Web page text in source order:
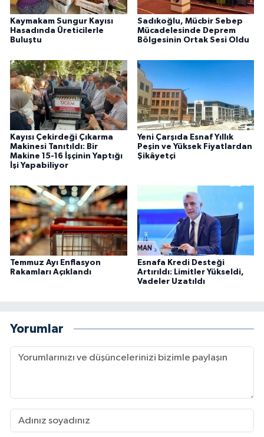
Kaymakam Sungur Kayısı
Hasadında Üreticilerle
Buluştu
Sadıkoğlu, Mücbir Sebep
Mücadelesinde Deprem
Bölgesinin Ortak Sesi Oldu
Kayısı Çekirdeği Çıkarma
Makinesi Tanıtıldı: Bir
Makine 15-16 İşçinin Yaptığı
İşi Yapabiliyor
Yeni Çarşıda Esnaf Yıllık
Peşin ve Yüksek Fiyatlardan
Şikâyetçi
Temmuz Ayı Enflasyon
Rakamları Açıklandı
Esnafa Kredi Desteği
Artırıldı: Limitler Yükseldi,
Vadeler Uzatıldı
Yorumlar